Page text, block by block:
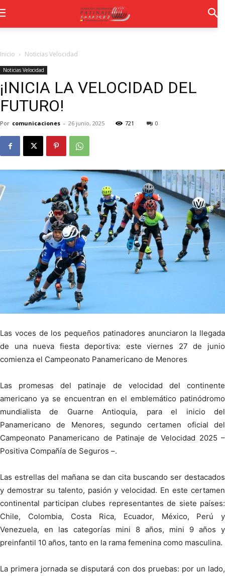
Inicio Noticias Velocidad
Noticias Velocidad
¡INICIA LA VELOCIDAD DEL
FUTURO!
Por comunicaciones - 26 junio, 2025 721 0
Las voces de los pequeños patinadores anunciaron la llegada
de una nueva fiesta deportiva: este viernes 27 de junio
comienza el Campeonato Panamericano de Menores
Las promesas del patinaje de velocidad del continente
americano ya se encuentran en el emblemático patinódromo
mundialista de Guarne Antioquia, para el inicio del
Panamericano de Menores, segundo certamen oficial del
Campeonato Panamericano de Patinaje de Velocidad 2025 –
Positiva Compañía de Seguros –.
Las estrellas del mañana se dan cita buscando ser destacados
y demostrar su talento, pasión y velocidad. En este certamen
continental participan clubes representantes de siete países:
Chile, Colombia, Costa Rica, Ecuador, México, Perú y
Venezuela, en las categorías mini 8 años, mini 9 años y
preinfantil 10 años, tanto en la rama femenina como masculina.
La primera jornada se disputará con dos pruebas: por un lado,